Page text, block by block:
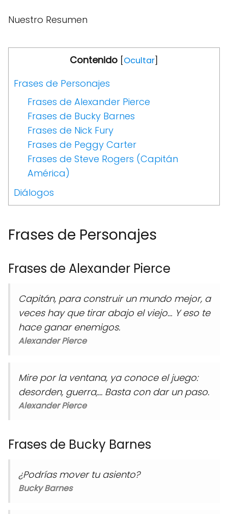
Nuestro Resumen
Contenido [Ocultar]
Frases de Personajes
Frases de Alexander Pierce
Frases de Bucky Barnes
Frases de Nick Fury
Frases de Peggy Carter
Frases de Steve Rogers (Capitán
América)
Diálogos
Frases de Personajes
Frases de Alexander Pierce
Capitán, para construir un mundo mejor, a
veces hay que tirar abajo el viejo… Y eso te
hace ganar enemigos.
Alexander Pierce
Mire por la ventana, ya conoce el juego:
desorden, guerra,... Basta con dar un paso.
Alexander Pierce
Frases de Bucky Barnes
¿Podrías mover tu asiento?
Bucky Barnes